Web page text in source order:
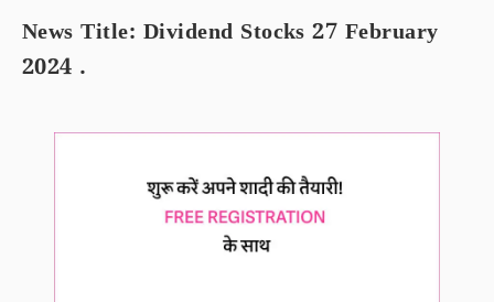
News Title: Dividend Stocks 27 February
2024 .